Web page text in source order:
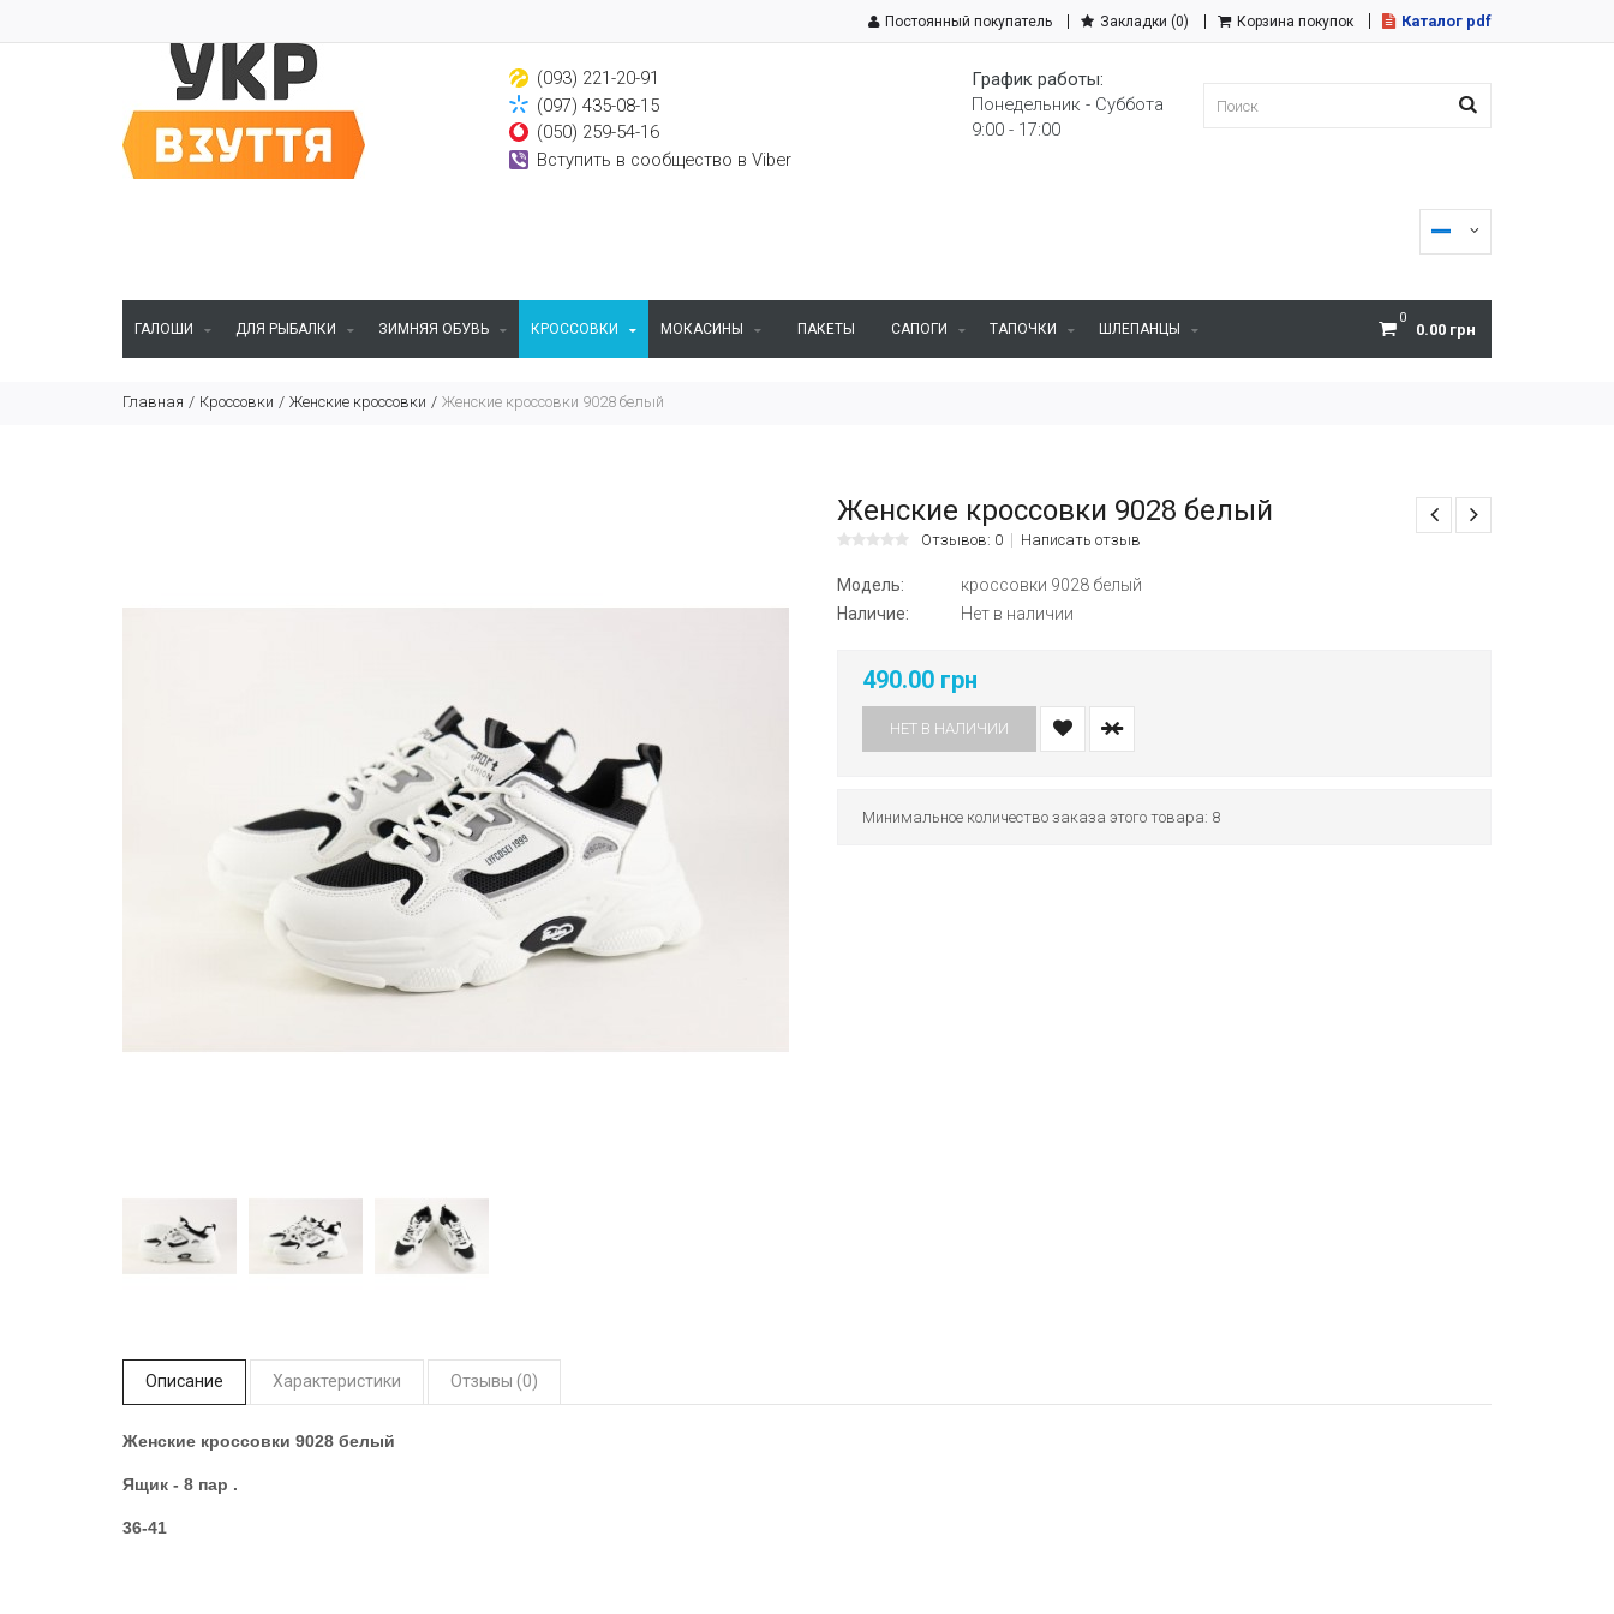
Постоянный покупатель Закладки (0) Корзина покупок Каталог pdf
(093) 221-20-91
(097) 435-08-15
(050) 259-54-16
Вступить в сообщество в Viber
График работы:
Понедельник - Суббота
9:00 - 17:00
0
0.00 грн
ГАЛОШИ ДЛЯ РЫБАЛКИ ЗИМНЯЯ ОБУВЬ КРОССОВКИ МОКАСИНЫ ПАКЕТЫ САПОГИ ТАПОЧКИ ШЛЕПАНЦЫ
Главная Кроссовки Женские кроссовки Женские кроссовки 9028 белый
Женские кроссовки 9028 белый
Отзывов: 0 Написать отзыв
Модель:
кроссовки 9028 белый
Наличие:
Нет в наличии
490.00 грн
НЕТ В НАЛИЧИИ
Минимальное количество заказа этого товара: 8
Описание Характеристики Отзывы (0)
Женские кроссовки 9028 белый
Ящик - 8 пар .
36-41